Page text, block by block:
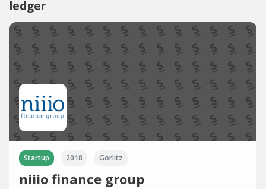
ledger
Startup 2018 Görlitz
niiio finance group